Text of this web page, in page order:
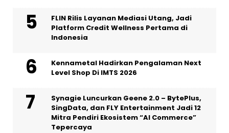
FLIN Rilis Layanan Mediasi Utang, Jadi
Platform Credit Wellness Pertama di
Indonesia
Kennametal Hadirkan Pengalaman Next
Level Shop Di IMTS 2026
Synagie Luncurkan Geene 2.0 – BytePlus,
SingData, dan FLY Entertainment Jadi 12
Mitra Pendiri Ekosistem “AI Commerce”
Tepercaya